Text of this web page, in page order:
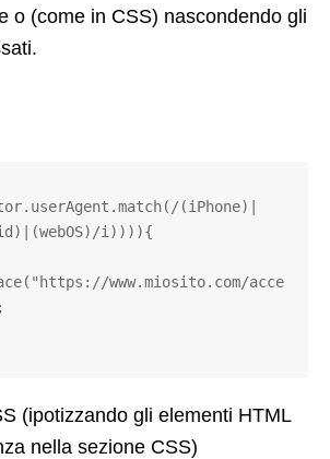
o (come in CSS) nascondendo gli
(iPhone)|
i)))){
www.miosito.com/acce
(ipotizzando gli elementi HTML
nella sezione CSS)